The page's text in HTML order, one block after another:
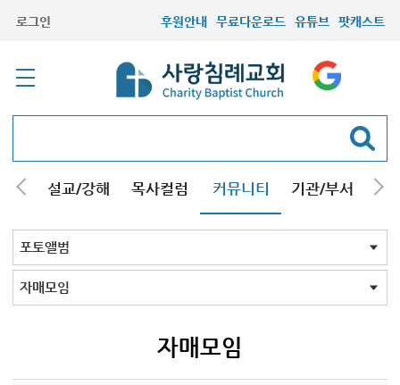
로그인 후원안내 무료다운로드 유튜브 팟캐스트
내 설교/강해 목사컬럼 커뮤니티 기관/부서 선
최근등록자료
자유게시판
교회소식
성도컬럼
새가족사진
새가족가이드
포토앨범
찬양쉼터
신앙도서
성경읽기퀴즈
기도부탁
포토앨범 전체
목회자
주일학교
중고등부
청장년부
형제모임
자매모임
자매모임